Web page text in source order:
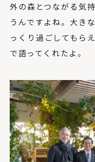
外の森とつながる気
うんですよね。大き
っくり過ごしてもら
で語ってくれたよ。